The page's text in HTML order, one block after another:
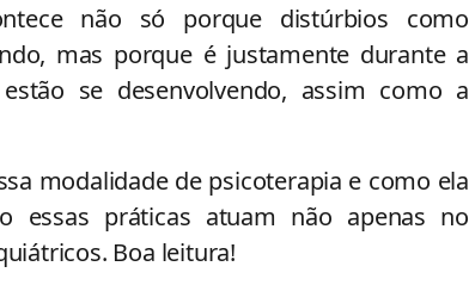
não só porque distúrbios como
mas porque é justamente durante a
se desenvolvendo, assim como a
modalidade de psicoterapia e como ela
essas práticas atuam não apenas no
Boa leitura!